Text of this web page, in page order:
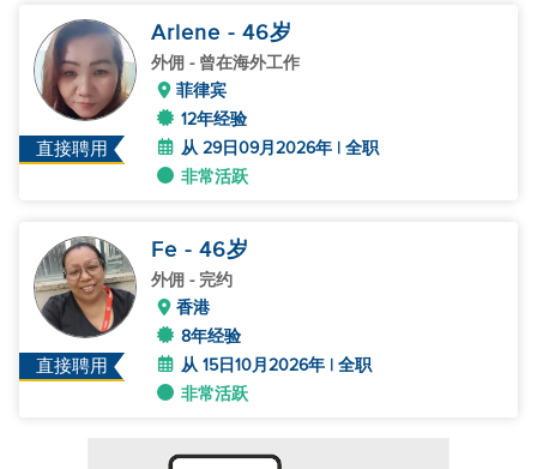
直接聘用
Arlene - 46岁
外佣 - 曾在海外工作
菲律宾
12年经验
从 29日09月2026年 | 全职
非常活跃
直接聘用
Fe - 46岁
外佣 - 完约
香港
8年经验
从 15日10月2026年 | 全职
非常活跃